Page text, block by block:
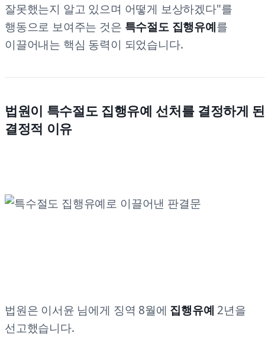
잘못했는지 알고 있으며 어떻게 보상하겠다"를
행동으로 보여주는 것은 특수절도 집행유예를
이끌어내는 핵심 동력이 되었습니다.
법원이 특수절도 집행유예 선처를 결정하게 된
결정적 이유
법원은 이서윤 님에게 징역 8월에 집행유예 2년을
선고했습니다.